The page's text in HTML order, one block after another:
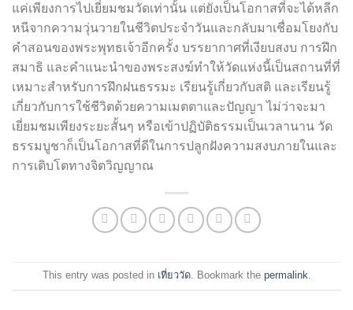
แค่เพียงการไปเยี่ยมชมวัดเท่านั้น แต่ยังเป็นโอกาสที่จะได้หลีก
หนีจากความวุ่นวายในชีวิตประจำวันและกลับมาเชื่อมโยงกับ
คำสอนของพระพุทธเจ้าอีกครั้ง บรรยากาศที่เงียบสงบ การฝึก
สมาธิ และคำแนะนำของพระสงฆ์ทำให้วัดแห่งนี้เป็นสถานที่ที่
เหมาะสำหรับการฝึกฝนธรรมะ เรียนรู้เกี่ยวกับสติ และเรียนรู้
เกี่ยวกับการใช้ชีวิตด้วยความเมตตาและปัญญา ไม่ว่าจะมา
เยี่ยมชมเพียงระยะสั้นๆ หรือเข้าปฏิบัติธรรมเป็นเวลานาน วัด
ธรรมบูชาก็เป็นโอกาสที่ดีในการปลูกฝังความสงบภายในและ
การเติบโตทางจิตวิญญาณ
This entry was posted in เที่ยววัด. Bookmark the permalink.